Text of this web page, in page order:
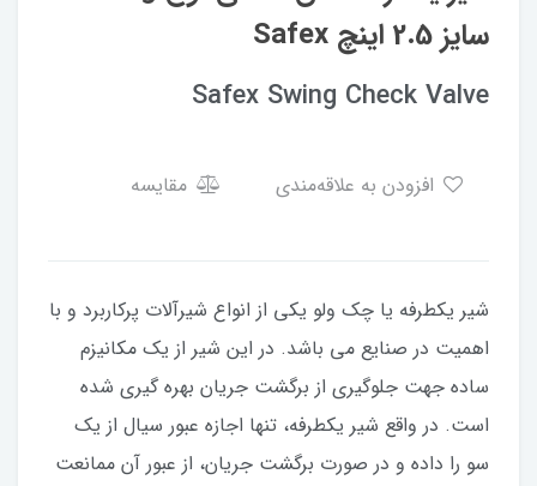
سایز 2.5 اینچ Safex
Safex Swing Check Valve
مقایسه
شیر یکطرفه یا چک ولو یکی از انواع شیرآلات پرکاربرد و با
اهمیت در صنایع می باشد. در این شیر از یک مکانیزم
ساده جهت جلوگیری از برگشت جریان بهره گیری شده
است. در واقع شیر یکطرفه، تنها اجازه عبور سیال از یک
سو را داده و در صورت برگشت جریان، از عبور آن ممانعت